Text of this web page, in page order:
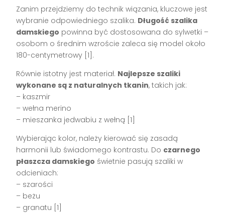
Zanim przejdziemy do technik wiązania, kluczowe jest
wybranie odpowiedniego szalika. Długość szalika
damskiego powinna być dostosowana do sylwetki –
osobom o średnim wzroście zaleca się model około
180-centymetrowy [1].
Równie istotny jest materiał. Najlepsze szaliki
wykonane są z naturalnych tkanin, takich jak:
– kaszmir
– wełna merino
– mieszanka jedwabiu z wełną [1]
Wybierając kolor, należy kierować się zasadą
harmonii lub świadomego kontrastu. Do czarnego
płaszcza damskiego świetnie pasują szaliki w
odcieniach:
– szarości
– beżu
– granatu [1]